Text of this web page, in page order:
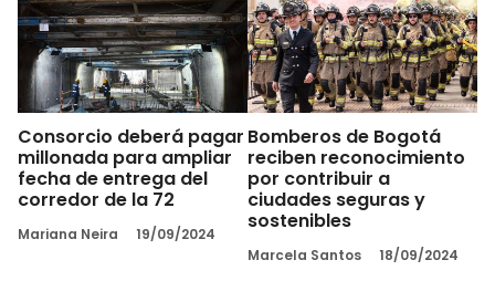
Consorcio deberá pagar
millonada para ampliar
fecha de entrega del
corredor de la 72
Mariana Neira 19/09/2024
Bomberos de Bogotá
reciben reconocimiento
por contribuir a
ciudades seguras y
sostenibles
Marcela Santos 18/09/2024